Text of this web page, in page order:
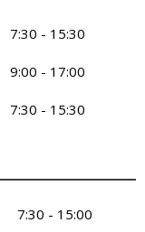
7:30 - 15:30
9:00 - 17:00
7:30 - 15:30
7:30 - 15:00